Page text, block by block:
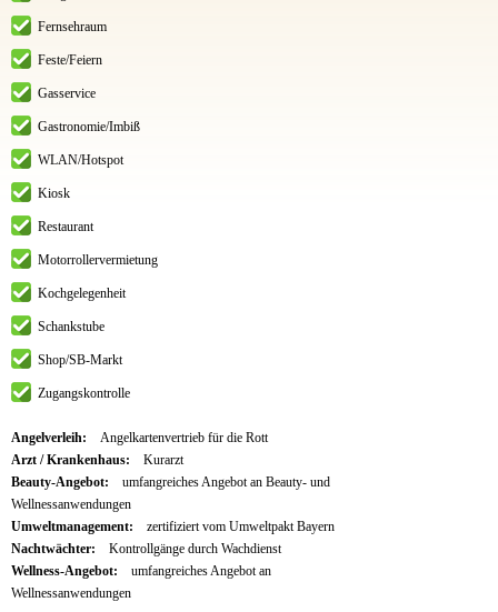
Fernsehraum
Feste/Feiern
Gasservice
Gastronomie/Imbiß
WLAN/Hotspot
Kiosk
Restaurant
Motorrollervermietung
Kochgelegenheit
Schankstube
Shop/SB-Markt
Zugangskontrolle
Angelverleih:
Angelkartenvertrieb für die Rott
Arzt / Krankenhaus:
Kurarzt
Beauty-Angebot:
umfangreiches Angebot an Beauty- und
Wellnessanwendungen
Umweltmanagement:
zertifiziert vom Umweltpakt Bayern
Nachtwächter:
Kontrollgänge durch Wachdienst
Wellness-Angebot:
umfangreiches Angebot an
Wellnessanwendungen